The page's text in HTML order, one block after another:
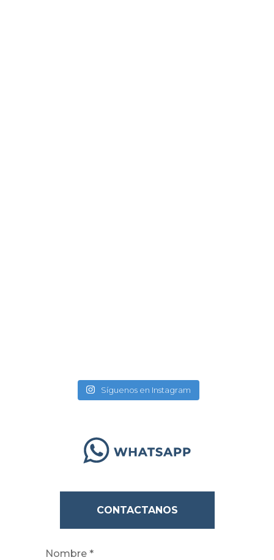
Síguenos en Instagram
CONTACTANOS
Nombre *